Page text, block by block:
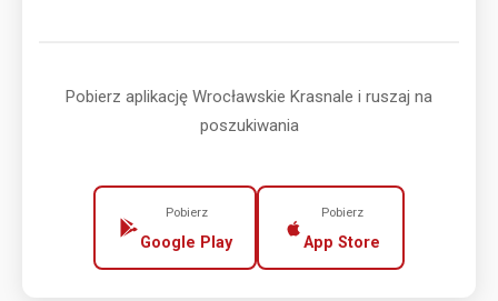
Pobierz aplikację Wrocławskie Krasnale i ruszaj na
poszukiwania
Pobierz
Google Play
Pobierz
App Store